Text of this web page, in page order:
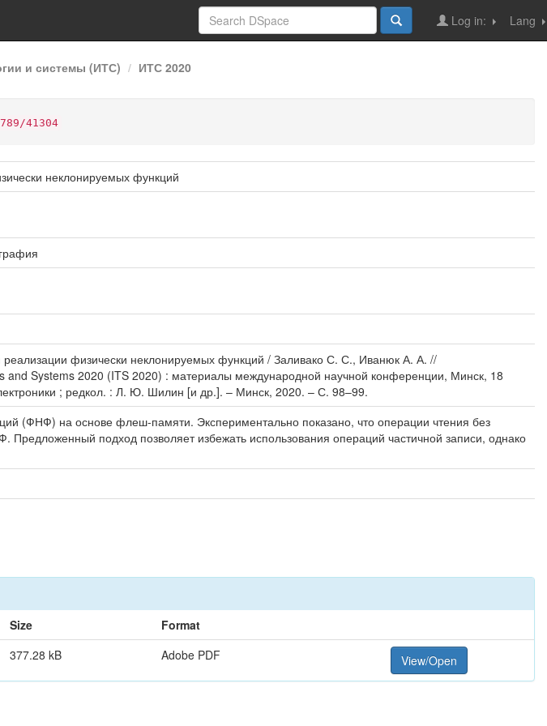
Lang
Log in:
и системы (ИТС) ИТС 2020
41304
неклонируемых функций
физически неклонируемых функций / Заливако С. С., Иванюк А. А. //
Systems 2020 (ITS 2020) : материалы международной научной конференции, Минск, 18
; редкол. : Л. Ю. Шилин [и др.]. – Минск, 2020. – С. 98–99.
(ФНФ) на основе флеш-памяти. Экспериментально показано, что операции чтения без
подход позволяет избежать использования операций частичной записи, однако
Size
Format
377.28 kB Adobe PDF View/Open